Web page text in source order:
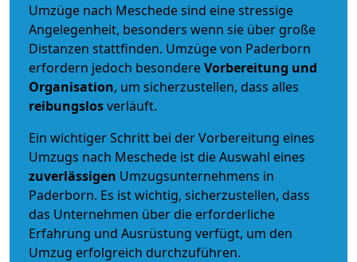
Umzüge nach Meschede sind eine stressige
Angelegenheit, besonders wenn sie über große
Distanzen stattfinden. Umzüge von Paderborn
erfordern jedoch besondereVorbereitung und
Organisation, um sicherzustellen, dass alles
reibungslosverläuft.
Ein wichtiger Schritt bei der Vorbereitung eines
Umzugs nach Meschede ist die Auswahl eines
zuverlässigen Umzugsunternehmens in
Paderborn. Es ist wichtig, sicherzustellen, dass
das Unternehmen über die erforderliche
Erfahrung und Ausrüstung verfügt, um den
Umzug erfolgreich durchzuführen.